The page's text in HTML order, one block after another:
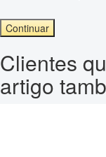
Continuar
Clientes
artigo